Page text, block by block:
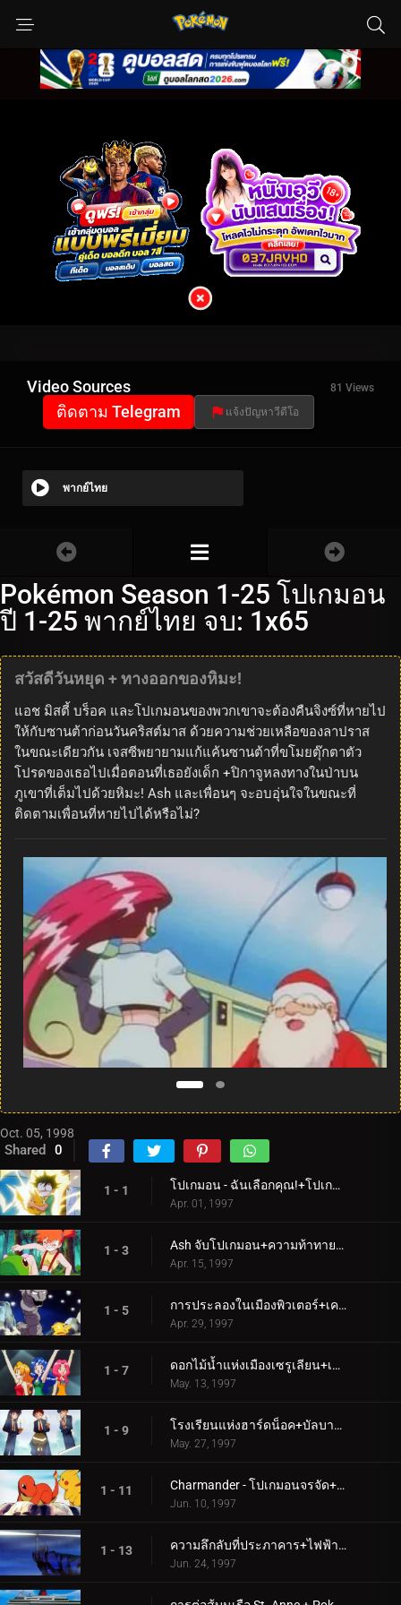
Video Sources 81 Views
ติดตาม Telegram แจ้งปัญหาวีดีโอ
พากย์ไทย
Pokémon Season 1-25 โปเกมอน
ปี 1-25 พากย์ไทย จบ: 1x65
สวัสดีวันหยุด + ทางออกของหิมะ!
แอช มิสตี้ บร็อค และโปเกมอนของพวกเขาจะต้องคืนจิงซ์ที่หายไป
ให้กับซานต้าก่อนวันคริสต์มาส ด้วยความช่วยเหลือของลาปราส
ในขณะเดียวกัน เจสซีพยายามแก้แค้นซานต้าที่ขโมยตุ๊กตาตัว
โปรดของเธอไปเมื่อตอนที่เธอยังเด็ก +ปิกาจูหลงทางในป่าบน
ภูเขาที่เต็มไปด้วยหิมะ! Ash และเพื่อนๆ จะอบอุ่นใจในขณะที่
ติดตามเพื่อนที่หายไปได้หรือไม่?
Oct. 05, 1998
Shared 0
1 - 1 โปเกมอน - ฉันเลือกคุณ!+โปเกมอนฉุกเฉิน!
Apr. 01, 1997
1 - 3 Ash จับโปเกมอน+ความท้าทายของซามูไร
Apr. 15, 1997
1 - 5 การประลองในเมืองพิวเตอร์+เคลแฟรี่และหินพระจันทร์
Apr. 29, 1997
1 - 7 ดอกไม้น้ำแห่งเมืองเซรูเลียน+เส้นทางสู่ลีกโปเกมอน
May. 13, 1997
1 - 9 โรงเรียนแห่งฮาร์ดน็อค+บัลบาซอร์ และหมู่บ้านลับ
May. 27, 1997
1 - 11 Charmander - โปเกมอนจรจัด+ทีม Squirtle มาแล้ว
Jun. 10, 1997
1 - 13 ความลึกลับที่ประภาคาร+ไฟฟ้าช็อตประลอง
Jun. 24, 1997